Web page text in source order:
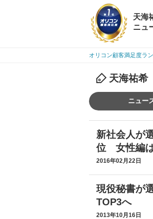
天海
ニュ
オリコン顧客満足度ラ
天海祐希
ニュー
新社会人が
位 女性編
2016年02月22日
現役秘書が
TOP3へ
2013年10月16日